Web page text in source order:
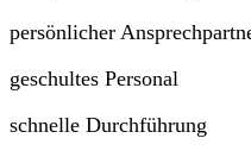
persönlicher
geschultes Personal
schnelle Durchführung